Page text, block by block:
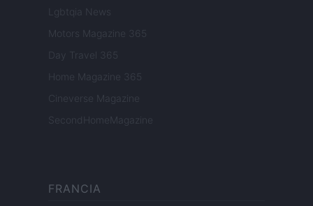
Lgbtqia News
Motors Magazine 365
Day Travel 365
Home Magazine 365
Cineverse Magazine
SecondHomeMagazine
FRANCIA